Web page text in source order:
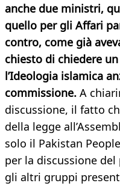
anche due ministri,
quello per gli Affari
contro, come già
chiesto di chiedere
l’Ideologia islamica
commissione. A
discussione, il fatto
della legge
solo il Pakistan
per la discussione
gli altri gruppi